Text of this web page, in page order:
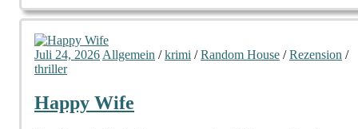
Juli 24, 2026 Allgemein /krimi /Random House /Rezension /
thriller
Happy Wife